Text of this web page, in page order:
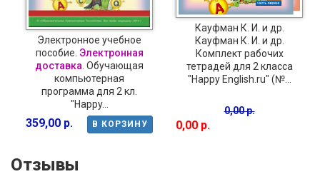
Электронное учебное
пособие. Электронная
доставка . Обучающая
компьютерная
программа для 2 кл.
"Happy...
В КОРЗИНУ
359,00 р.
Кауфман К. И. и др.
Кауфман К. И. и др.
Комплект рабочих
тетрадей для 2 класса
"Happy English.ru" (№...
0,00 р.
0,00 р.
Отзывы